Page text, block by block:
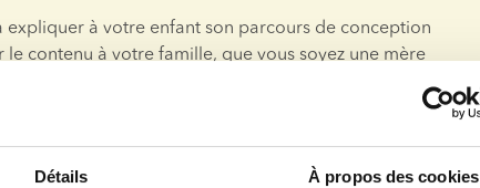
Détails À propos des cookies
à votre enfant son parcours de conception
contenu à votre famille, que vous soyez une mère